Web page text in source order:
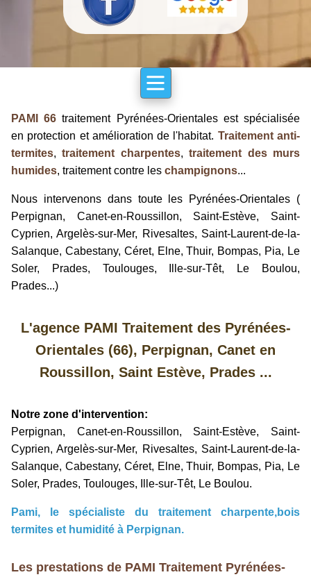
PAMI 66 traitement Pyrénées-Orientales est spécialisée
en protection et amélioration de l'habitat. Traitement anti-
termites,traitement charpentes,traitement des murs
humides, traitement contre les champignons...
Nous intervenons dans toute les Pyrénées-Orientales (
Perpignan, Canet-en-Roussillon, Saint-Estève, Saint-
Cyprien, Argelès-sur-Mer, Rivesaltes, Saint-Laurent-de-la-
Salanque, Cabestany, Céret, Elne, Thuir, Bompas, Pia, Le
Soler, Prades, Toulouges, Ille-sur-Têt, Le Boulou,
Prades...)
L'agence PAMI Traitement des Pyrénées-
Orientales (66), Perpignan, Canet en
Roussillon, Saint Estève, Prades ...
Notre zone d'intervention:
Perpignan, Canet-en-Roussillon, Saint-Estève, Saint-
Cyprien, Argelès-sur-Mer, Rivesaltes, Saint-Laurent-de-la-
Salanque, Cabestany, Céret, Elne, Thuir, Bompas, Pia, Le
Soler, Prades, Toulouges, Ille-sur-Têt, Le Boulou.
Pami, le spécialiste du traitement charpente,bois
termites et humidité à Perpignan.
Les prestations de PAMI Traitement Pyrénées-